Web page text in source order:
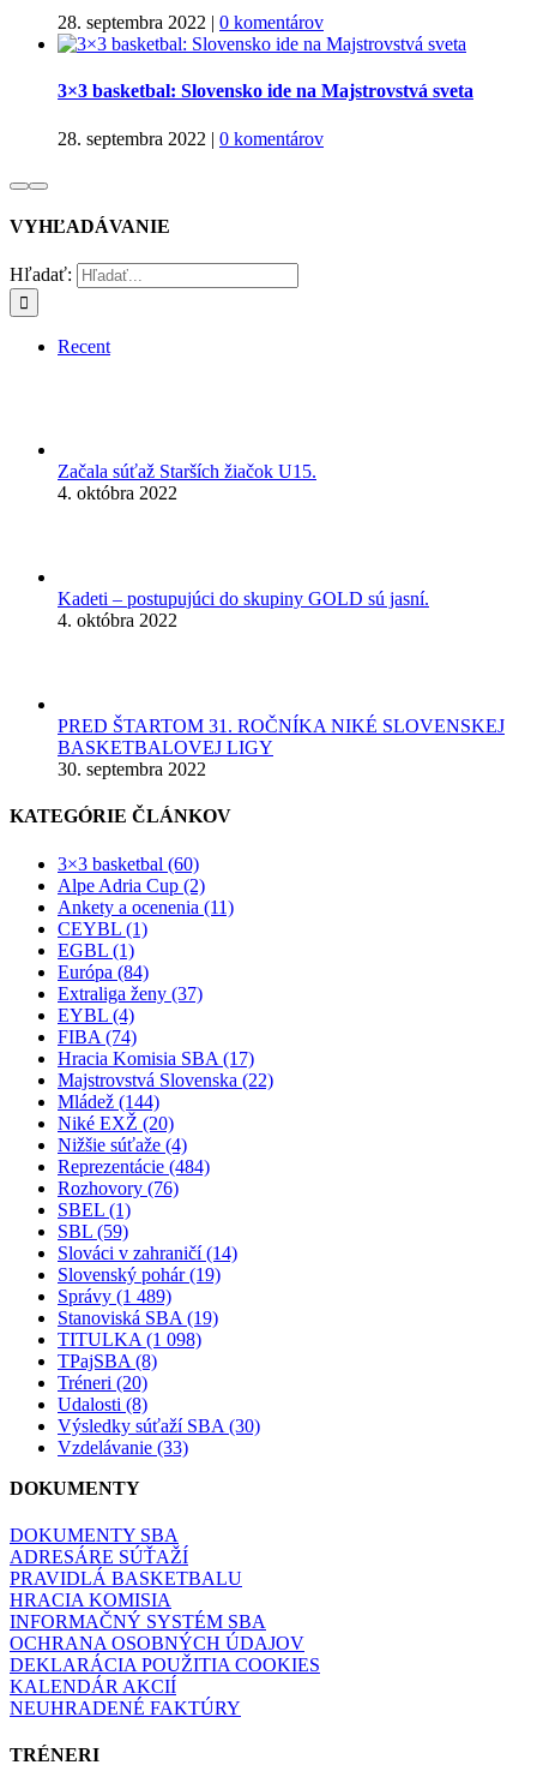
28. septembra 2022 | 0 komentárov
3×3 basketbal: Slovensko ide na Majstrovstvá sveta
28. septembra 2022 | 0 komentárov
VYHĽADÁVANIE
Hľadať:
Recent
Začala súťaž Starších žiačok U15.
4. októbra 2022
Kadeti – postupujúci do skupiny GOLD sú jasní.
4. októbra 2022
PRED ŠTARTOM 31. ROČNÍKA NIKÉ SLOVENSKEJ
BASKETBALOVEJ LIGY
30. septembra 2022
KATEGÓRIE ČLÁNKOV
3×3 basketbal (60)
Alpe Adria Cup (2)
Ankety a ocenenia (11)
CEYBL (1)
EGBL (1)
Európa (84)
Extraliga ženy (37)
EYBL (4)
FIBA (74)
Hracia Komisia SBA (17)
Majstrovstvá Slovenska (22)
Mládež (144)
Niké EXŽ (20)
Nižšie súťaže (4)
Reprezentácie (484)
Rozhovory (76)
SBEL (1)
SBL (59)
Slováci v zahraničí (14)
Slovenský pohár (19)
Správy (1 489)
Stanoviská SBA (19)
TITULKA (1 098)
TPajSBA (8)
Tréneri (20)
Udalosti (8)
Výsledky súťaží SBA (30)
Vzdelávanie (33)
DOKUMENTY
DOKUMENTY SBA
ADRESÁRE SÚŤAŽÍ
PRAVIDLÁ BASKETBALU
HRACIA KOMISIA
INFORMAČNÝ SYSTÉM SBA
OCHRANA OSOBNÝCH ÚDAJOV
DEKLARÁCIA POUŽITIA COOKIES
KALENDÁR AKCIÍ
NEUHRADENÉ FAKTÚRY
TRÉNERI